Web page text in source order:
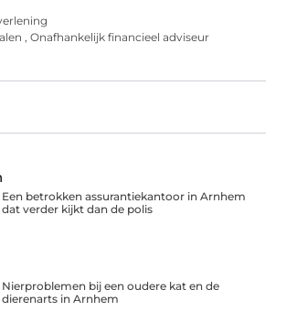
,Onafhankelijk financieel adviseur
Een betrokken assurantiekantoor in Arnhem
dat verder kijkt dan de polis
Nierproblemen bij een oudere kat en de
dierenarts in Arnhem